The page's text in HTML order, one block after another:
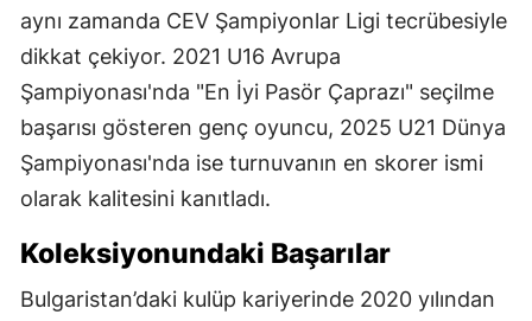
aynı zamanda CEV Şampiyonlar Ligi tecrübesiyle
dikkat çekiyor. 2021 U16 Avrupa
Şampiyonası'nda "En İyi Pasör Çaprazı" seçilme
başarısı gösteren genç oyuncu, 2025 U21 Dünya
Şampiyonası'nda ise turnuvanın en skorer ismi
olarak kalitesini kanıtladı.
Koleksiyonundaki Başarılar
Bulgaristan’daki kulüp kariyerinde 2020 yılından